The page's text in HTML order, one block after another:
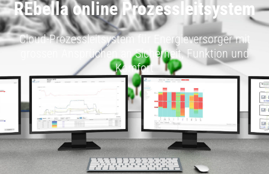
REbella online Prozessleitsystem
Cloud-Prozessleitsystem für Energieversorger mit
grossen Ansprüchen an Sicherheit, Funktion und
Komfort